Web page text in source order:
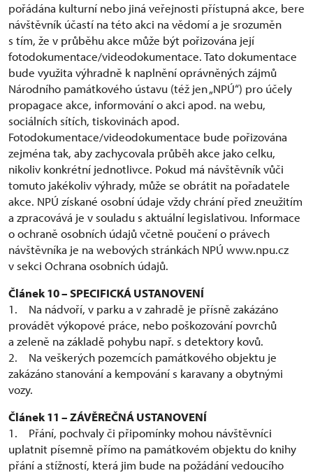
pořádána kulturní nebo jiná veřejnosti přístupná akce, bere
návštěvník účastí na této akci na vědomí a je srozuměn
s tím, že v průběhu akce může být pořizována její
fotodokumentace/videodokumentace. Tato dokumentace
bude využita výhradně k naplnění oprávněných zájmů
Národního památkového ústavu (též jen „NPÚ“) pro účely
propagace akce, informování o akci apod. na webu,
sociálních sítích, tiskovinách apod.
Fotodokumentace/videodokumentace bude pořizována
zejména tak, aby zachycovala průběh akce jako celku,
nikoliv konkrétní jednotlivce. Pokud má návštěvník vůči
tomuto jakékoliv výhrady, může se obrátit na pořadatele
akce. NPÚ získané osobní údaje vždy chrání před zneužitím
a zpracovává je v souladu s aktuální legislativou. Informace
o ochraně osobních údajů včetně poučení o právech
návštěvníka je na webových stránkách NPÚ www.npu.cz
v sekci Ochrana osobních údajů.
Článek 10 – SPECIFICKÁ USTANOVENÍ
1. Na nádvoří, v parku a v zahradě je přísně zakázáno
provádět výkopové práce, nebo poškozování povrchů
a zeleně na základě pohybu např. s detektory kovů.
2. Na veškerých pozemcích památkového objektu je
zakázáno stanování a kempování s karavany a obytnými
vozy.
Článek 11 – ZÁVĚREČNÁ USTANOVENÍ
1. Přání, pochvaly či připomínky mohou návštěvníci
uplatnit písemně přímo na památkovém objektu do knihy
přání a stížností, která jim bude na požádání vedoucího